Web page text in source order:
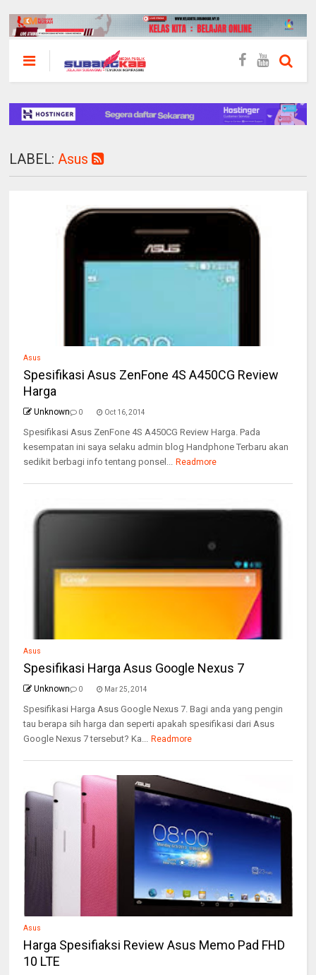
LABEL:Asus
Asus
Spesifikasi Asus ZenFone 4S A450CG Review
Harga
Unknown 0 Oct 16, 2014
Spesifikasi Asus ZenFone 4S A450CG Review Harga. Pada
kesempatan ini saya selaku admin blog Handphone Terbaru akan
sedikit berbagi info tentang ponsel... Readmore
Asus
Spesifikasi Harga Asus Google Nexus 7
Unknown 0 Mar 25, 2014
Spesifikasi Harga Asus Google Nexus 7. Bagi anda yang pengin
tau berapa sih harga dan seperti apakah spesifikasi dari Asus
Google Nexus 7 tersebut? Ka... Readmore
Asus
Harga Spesifiaksi Review Asus Memo Pad FHD
10 LTE